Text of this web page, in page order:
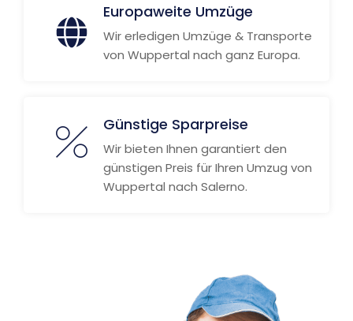
Europaweite Umzüge
Wir erledigen Umzüge & Transporte
von Wuppertal nach ganz Europa.
Günstige Sparpreise
Wir bieten Ihnen garantiert den
günstigen Preis für Ihren Umzug von
Wuppertal nach Salerno.